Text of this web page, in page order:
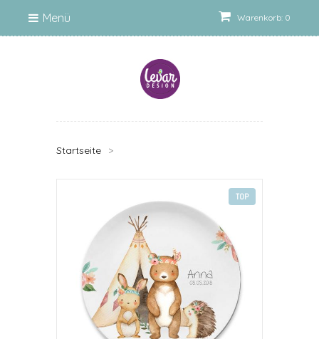
Warenkorb: 0
Menü
Startseite >
TOP